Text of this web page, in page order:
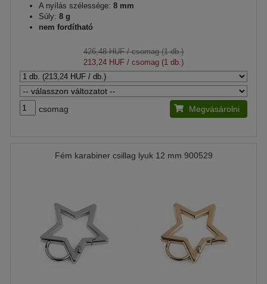
A nyílás szélessége: 8 mm
Súly: 8 g
nem fordítható
426,48 HUF/ csomag (1 db.)
213,24 HUF / csomag (1 db.)
csomag Megvásárolni
Fém karabiner csillag lyuk 12 mm 900529